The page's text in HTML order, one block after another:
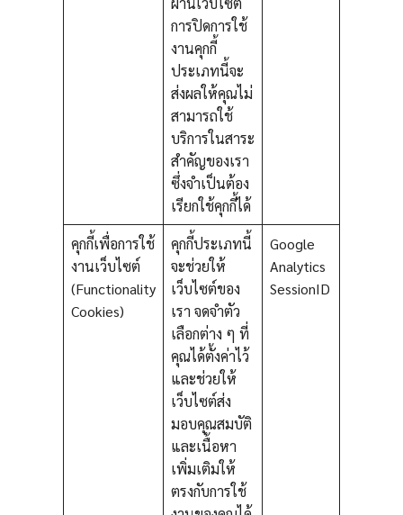
การปิดการใช้
งานคุกกี้
ประเภทนี้จะ
ส่งผลให้คุณไม่
สามารถใช้
บริการในสาระ
สำคัญของเรา
ซึ่งจำเป็นต้อง
เรียกใช้คุกกี้ได้
คุกกี้เพื่อการใช้
งานเว็บไซต์
(Functionality
Cookies)
คุกกี้ประเภทนี้
จะช่วยให้
เว็บไซต์ของ
เรา จดจำตัว
เลือกต่าง ๆ ที่
คุณได้ตั้งค่าไว้
และช่วยให้
เว็บไซต์ส่ง
มอบคุณสมบัติ
และเนื้อหา
เพิ่มเติมให้
ตรงกับการใช้
Google
Analytics
SessionID